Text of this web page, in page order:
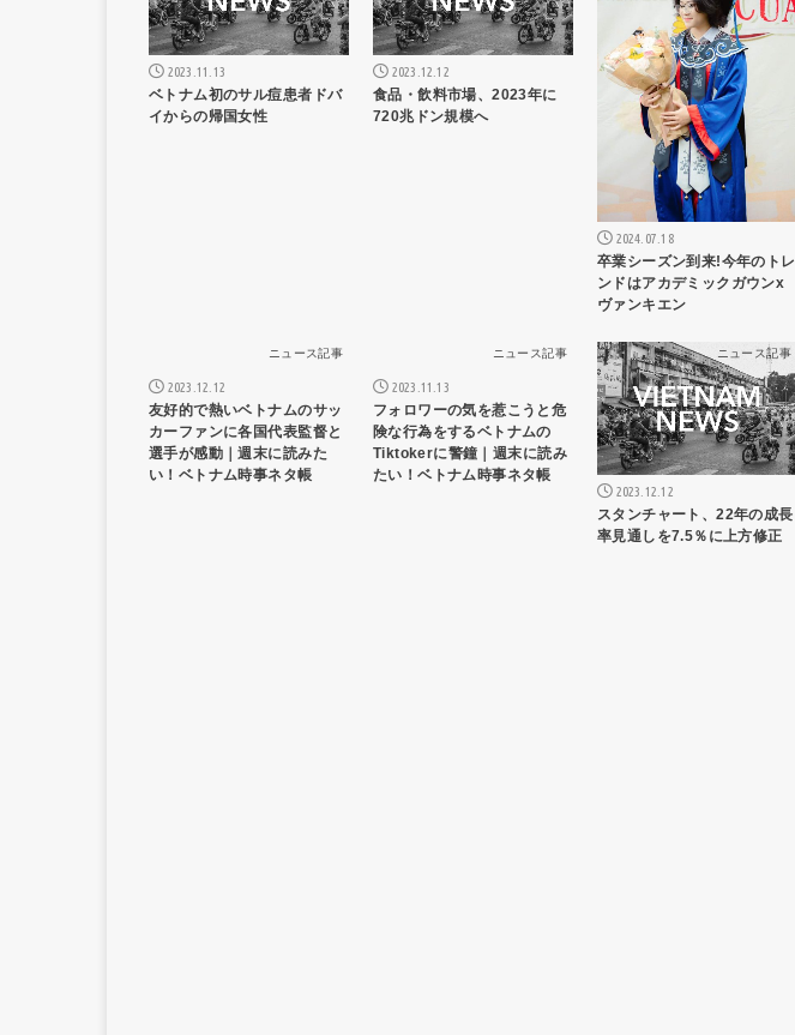
2023.11.13
ベトナム初のサル痘患者ドバ
イからの帰国女性
2023.12.12
食品・飲料市場、2023年に
720兆ドン規模へ
2024.07.18
卒業シーズン到来!今年のトレ
ンドはアカデミックガウンx
ヴァンキエン
ニュース記事
2023.12.12
友好的で熱いベトナムのサッ
カーファンに各国代表監督と
選手が感動｜週末に読みた
い！ベトナム時事ネタ帳
ニュース記事
2023.11.13
フォロワーの気を惹こうと危
険な行為をするベトナムの
Tiktokerに警鐘｜週末に読み
たい！ベトナム時事ネタ帳
ニュース記事
2023.12.12
スタンチャート、22年の成長
率見通しを7.5％に上方修正